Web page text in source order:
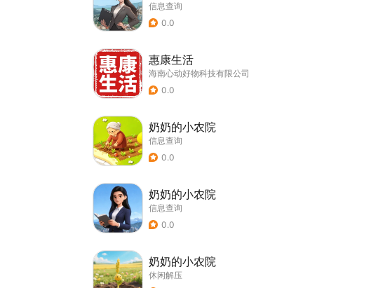
信息查询
0.0
惠康生活
海南心动好物科技有限公司
0.0
奶奶的小农院
信息查询
0.0
奶奶的小农院
信息查询
0.0
奶奶的小农院
休闲解压